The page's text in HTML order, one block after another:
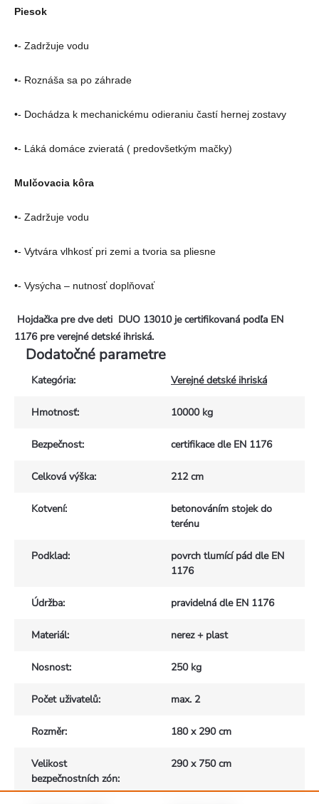
Piesok
•- Zadržuje vodu
•- Roznáša sa po záhrade
•- Dochádza k mechanickému odieraniu častí hernej zostavy
•- Láká domáce zvieratá ( predovšetkým mačky)
Mulčovacia kôra
•- Zadržuje vodu
•- Vytvára vlhkosť pri zemi a tvoria sa pliesne
•- Vysýcha – nutnosť doplňovať
Hojdačka pre dve deti DUO 13010 je certifikovaná podľa EN
1176 pre verejné detské ihriská.
Dodatočné parametre
Kategória: Verejné detské ihriská
Hmotnosť: 10000 kg
Bezpečnost: certifikace dle EN 1176
Celková výška: 212 cm
Kotvení:
betonováním stojek do
terénu
Podklad:
povrch tlumící pád dle EN
1176
Údržba: pravidelná dle EN 1176
Materiál: nerez + plast
Nosnost: 250 kg
Počet uživatelů: max. 2
Rozměr: 180 x 290 cm
Velikost
bezpečnostních zón:
290 x 750 cm